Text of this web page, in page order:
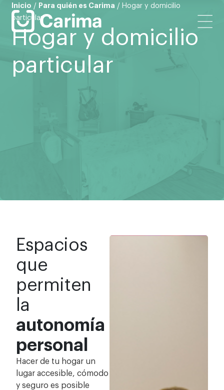
Inicio / Para quién es Carima / Hogar y domicilio
particular
Hogar y domicilio
particular
Espacios
que
permiten
la
autonomía
personal
Hacer de tu hogar un
lugar accesible, cómodo
y seguro es posible